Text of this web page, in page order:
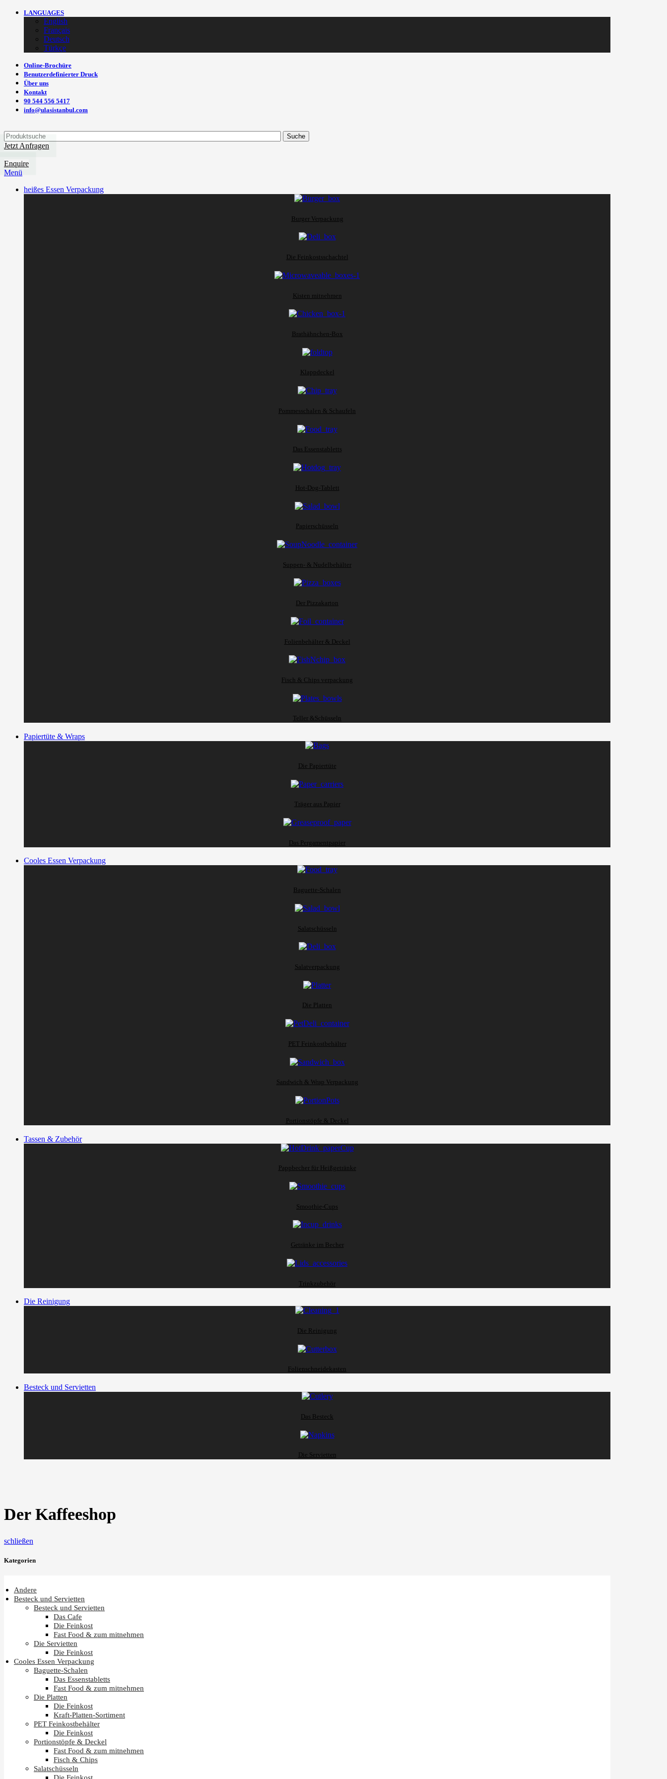
LANGUAGES
English
Français
Deutsch
Türkçe
Online-Brochüre
Benutzerdefinierter Druck
Über uns
Kontakt
90 544 556 5417
info@ulasistanbul.com
Suche
Jetzt Anfragen
Enquire
Menü
heißes Essen Verpackung
Burger Verpackung
Die Feinkostsschachtel
Kisten mitnehmen
Brathähnchen-Box
Klappdeckel
Pommesschalen & Schaufeln
Das Essenstabletts
Hot-Dog-Tablett
Papierschüsseln
Suppen- & Nudelbehälter
Der Pizzakarton
Folienbehälter & Deckel
Fisch & Chips verpackung
Teller &Schüsseln
Papiertüte & Wraps
Die Papiertüte
Träger aus Papier
Das Pergamentpapier
Cooles Essen Verpackung
Baguette-Schalen
Salatschüsseln
Salatverpackung
Die Platten
PET Feinkostbehälter
Sandwich & Wrap Verpackung
Portionstöpfe & Deckel
Tassen & Zubehör
Pappbecher für Heißgetränke
Smoothie-Cups
Getränke im Becher
Trinkzubehör
Die Reinigung
Die Reinigung
Folienschneidekasten
Besteck und Servietten
Das Besteck
Die Servietten
Der Kaffeeshop
schließen
Kategorien
Andere
Besteck und Servietten
Besteck und Servietten
Das Cafe
Die Feinkost
Fast Food & zum mitnehmen
Die Servietten
Die Feinkost
Cooles Essen Verpackung
Baguette-Schalen
Das Essenstabletts
Fast Food & zum mitnehmen
Die Platten
Die Feinkost
Kraft-Platten-Sortiment
PET Feinkostbehälter
Die Feinkost
Portionstöpfe & Deckel
Fast Food & zum mitnehmen
Fisch & Chips
Salatschüsseln